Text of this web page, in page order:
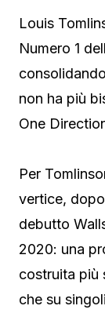
Louis
Numero 1
non ha più
One
Per
vertice,
debutto
2020: una
costruita più
che su